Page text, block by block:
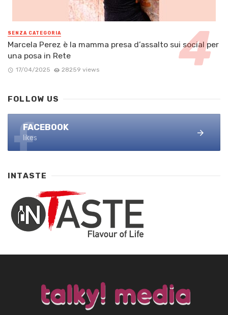
SENZA CATEGORIA
Marcela Perez è la mamma presa d’assalto sui social per
una posa in Rete
17/04/2025 28259 views
FOLLOW US
FACEBOOK
likes
INTASTE